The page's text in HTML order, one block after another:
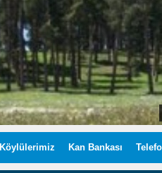
Köylülerimiz Kan Bankası